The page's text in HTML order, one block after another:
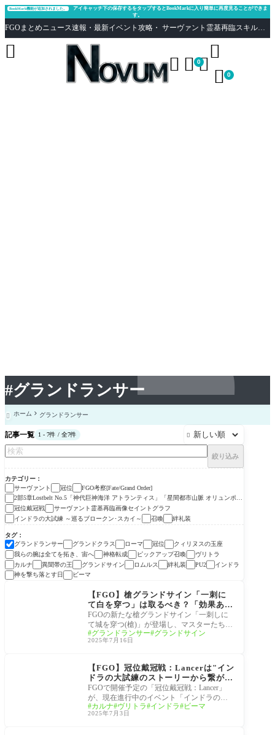
#グランドランサー
BookMark機能が追加されました。
アイキャッチ下の保存するをタップするとBookMarkに入り簡単に再度見ることができま
す。
FGOまとめニュース速報・最新イベント攻略・ サーヴァント霊基再臨スキル性能評価まとめ Fate/Grand Order
  0

 0

 ホーム グランドランサー
記事一覧 1 - 7件 / 全7件 
絞り込み
カテゴリー
サーヴァント
冠位
FGO考察[Fate/Grand Order]
2部5章Lostbelt No.5「神代巨神海洋 アトランティス」「星間都市山脈 オリュンポ
ス」
冠位戴冠戦
サーヴァント霊基再臨画像セイントグラフ
インドラの大試練 ～巡るブロークン･スカイ～
召喚 絆礼装
タグ
グランドランサー
グランドクラス ローマ 冠位
クィリヌスの玉座
我らの腕は全てを拓き、宙へ
神格転成 ピックアップ召喚
ヴリトラ
カルナ
異聞帯の王 グランドサイン ロムルス 絆礼装 PU2
インドラ
神を撃ち落とす日
ビーマ
冠位戴冠戦
【FGO】槍グランドサイン「一刺に
て白を穿つ」は取るべき？「効果あり
まくり」「いの一番で確保しろ」
FGOの新たな槍グランドサイン「一刺しに
て城を穿つ(槍)」が登場し、マスターたちの
間で話題を呼んでいます。その長い効果に
「覚え
グランドランサー グランドサイン
2025年7月16日
【FGO】冠位戴冠戦：Lancerは"イン
ドラの大試練のストーリーから繋がる
バトル"挑むべきグランドはインドサ
ーヴァント？
FGOで開催予定の「冠位戴冠戦：Lancer」
が、現在進行中のイベント「インドラの大
試練 ～巡るブロークン・スカイ～」とスト
ーリー的
カルナ ヴリトラ インドラ ビーマ
2025年7月3日